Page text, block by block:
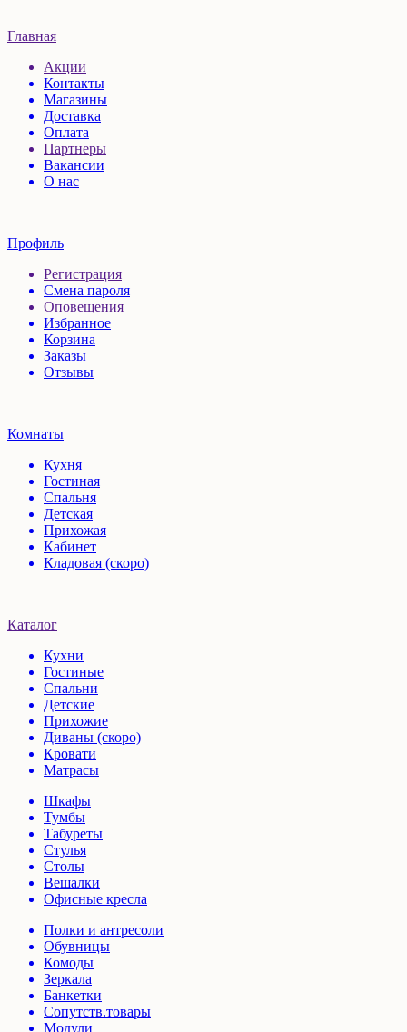
Главная
Акции
Контакты
Магазины
Доставка
Оплата
Партнеры
Вакансии
О нас
Профиль
Регистрация
Смена пароля
Оповещения
Избранное
Корзина
Заказы
Отзывы
Комнаты
Кухня
Гостиная
Спальня
Детская
Прихожая
Кабинет
Кладовая (скоро)
Каталог
Кухни
Гостиные
Спальни
Детские
Прихожие
Диваны (скоро)
Кровати
Матрасы
Шкафы
Тумбы
Табуреты
Стулья
Столы
Вешалки
Офисные кресла
Полки и антресоли
Обувницы
Комоды
Зеркала
Банкетки
Сопутств.товары
Модули